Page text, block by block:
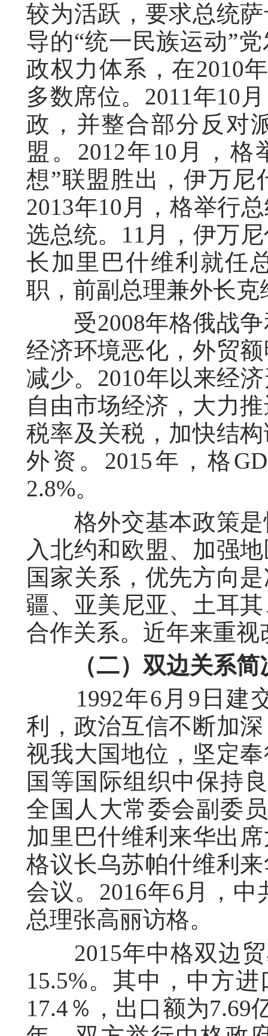
较为活跃，要求总统
导的“统一民族运动”
政权力体系，在2010
多数席位。2011年10
政，并整合部分反对
盟。2012年10月，
想”联盟胜出，伊万
2013年10月，格举行
选总统。11月，伊万
长加里巴什维利就任
职，前副总理兼外长
受2008年格俄战争
经济环境恶化，外贸
减少。2010年以来经
自由市场经济，大力
税率及关税，加快结
外资。2015年，格
2.8%。
格外交基本政策是
入北约和欧盟、加强
国家关系，优先方向
疆、亚美尼亚、土耳
合作关系。近年来重
（二）双边关系简
1992年6月9日建交
利，政治互信不断加
视我大国地位，坚定
国等国际组织中保持
全国人大常委会副委
加里巴什维利来华出
格议长乌苏帕什维利
会议。2016年6月，
总理张高丽访格。
2015年中格双边贸
15.5%。其中，中方
17.4％，出口额为7.69